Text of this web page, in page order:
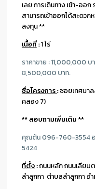
เลย การเดินทาง เข้า-ออ
สามารถเข้าออกได้สะดวก
ลงทุน **
เนื้อที่:1 ไร่
ราคาขาย : 11,000,000
8,500,000 บาท.
ชื่อโครงการ:ซอยเทศบา
คลอง 7)
** สอบถามเพิ่มเติม **
คุณต้น 096-760-3554
5424
ที่ตั้ง:ถนนหลัก ถนนเลียบ
ลำลูกกา ตำบลลำลูกกา อ